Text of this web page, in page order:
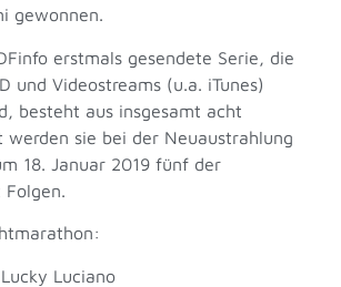
gewonnen.
erstmals gesendete Serie, die
und Videostreams (u.a. iTunes)
besteht aus insgesamt acht
werden sie bei der Neuaustrahlung
18. Januar 2019 fünf der
Folgen.
Luciano